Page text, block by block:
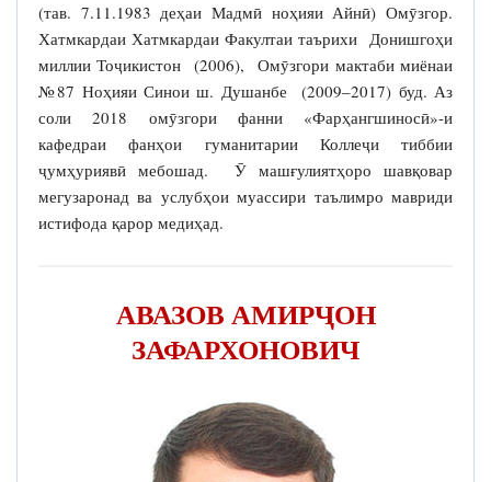
(тав. 7.11.1983 деҳаи Мадмӣ ноҳияи Айнӣ) Омӯзгор.
Хатмкардаи Хатмкардаи Факултаи таърихи Донишгоҳи
миллии Тоҷикистон (2006), Омӯзгори мактаби миёнаи
№87 Ноҳияи Синои ш. Душанбе (2009–2017) буд. Аз
соли 2018 омӯзгори фанни «Фарҳангшиносӣ»-и
кафедраи фанҳои гуманитарии Коллеҷи тиббии
ҷумҳуриявӣ мебошад. Ӯ машғулиятҳоро шавқовар
мегузаронад ва услубҳои муассири таълимро мавриди
истифода қарор медиҳад.
АВАЗОВ АМИРҶОН
ЗАФАРХОНОВИЧ